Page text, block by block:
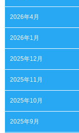
2026年4月
2026年1月
2025年12月
2025年11月
2025年10月
2025年9月